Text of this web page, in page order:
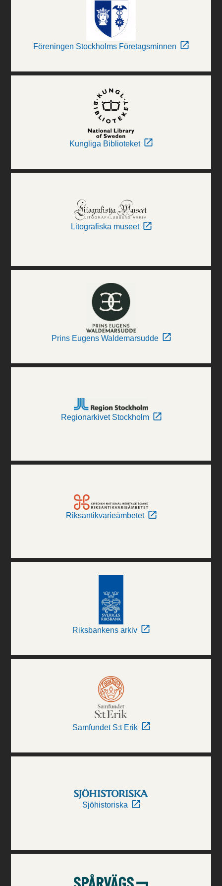
Föreningen Stockholms Företagsminnen
Kungliga Biblioteket
Litografiska museet
Prins Eugens Waldemarsudde
Regionarkivet Stockholm
Riksantikvarieämbetet
Riksbankens arkiv
Samfundet S:t Erik
Sjöhistoriska